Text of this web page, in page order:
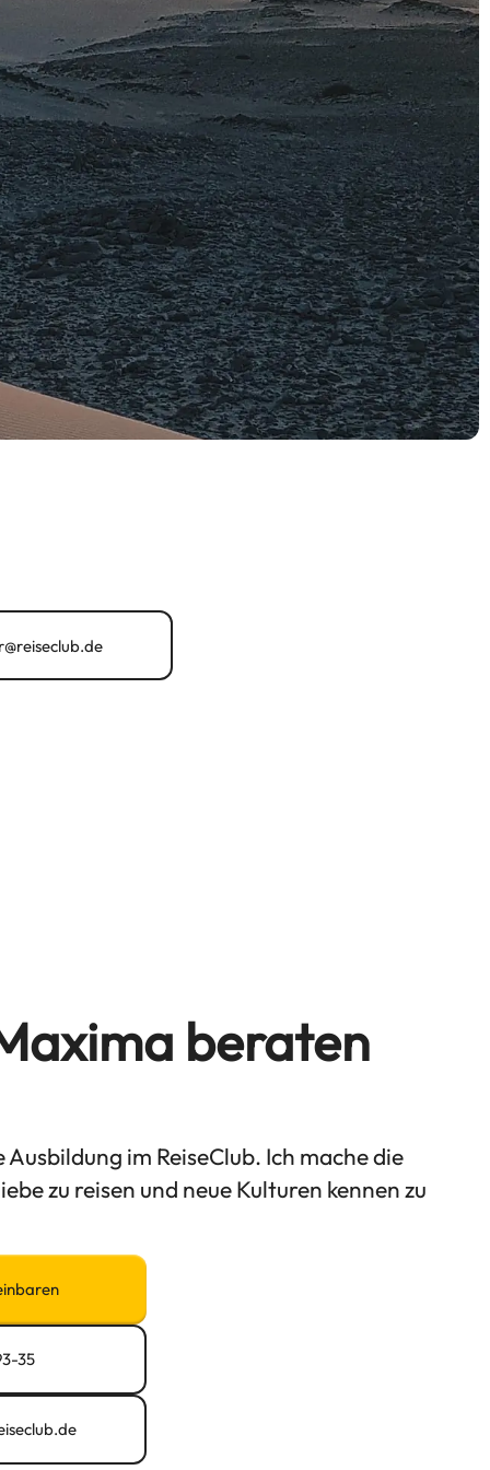
beraten
im ReiseClub. Ich mache die
zu reisen und neue Kulturen kennen zu
35